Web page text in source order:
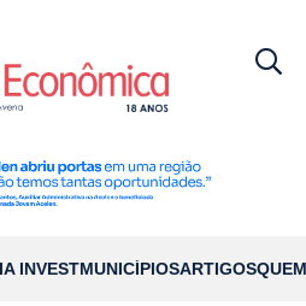
INVESTMUNICÍPIOSARTIGOS